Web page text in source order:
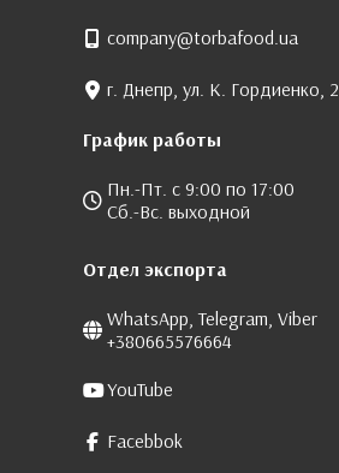
company@torbafood.ua
г. Днепр, ул. К. Гордиенко, 2
График работы
Пн.-Пт. с 9:00 по 17:00
Сб.-Вс. выходной
Отдел экспорта
WhatsApp, Telegram, Viber
+380665576664
YouTube
Facebbok